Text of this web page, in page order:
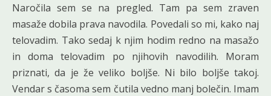
Naročila sem se na pregled. Tam pa sem zraven
masaže dobila prava navodila. Povedali so mi, kako naj
telovadim. Tako sedaj k njim hodim redno na masažo
in doma telovadim po njihovih navodilih. Moram
priznati, da je že veliko boljše. Ni bilo boljše takoj.
Vendar s časoma sem čutila vedno manj bolečin. Imam